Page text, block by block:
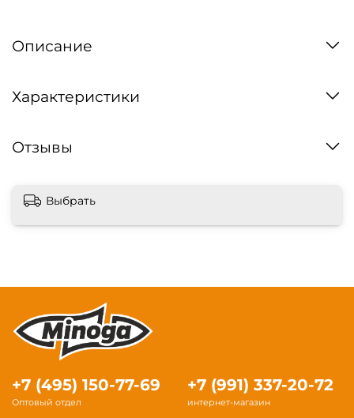
Описание
Характеристики
Отзывы
Выбрать
+7 (495) 150-77-69
Оптовый отдел
+7 (991) 337-20-72
интернет-магазин